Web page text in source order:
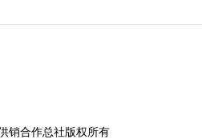
销合作总社版权所有